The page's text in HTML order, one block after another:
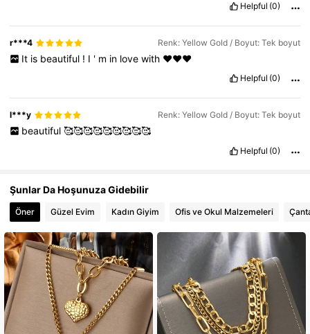
Helpful (0)
r***4 Renk: Yellow Gold / Boyut: Tek boyut
It is beautiful ! I ' m in love with ❤️❤️❤️
Helpful (0)
l***y Renk: Yellow Gold / Boyut: Tek boyut
beautiful 🥰🥰🥰🥰🥰🥰🥰🥰🥰
Helpful (0)
Şunlar Da Hoşunuza Gidebilir
Öner Güzel Evim Kadın Giyim Ofis ve Okul Malzemeleri